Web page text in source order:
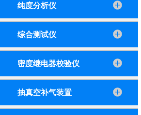
纯度分析仪
综合测试仪
密度继电器校验仪
抽真空补气装置